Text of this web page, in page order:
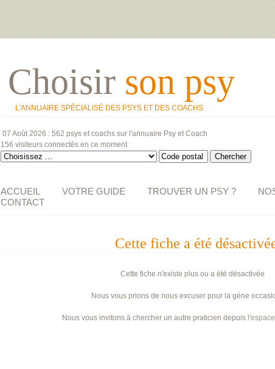
Choisir son psy
L'ANNUAIRE SPÉCIALISÉ DES PSYS ET DES COACHS
07 Août 2026 : 562 psys et coachs sur l'annuaire Psy et Coach
156 visiteurs connectés en ce moment
ACCUEIL VOTRE GUIDE TROUVER UN PSY ?
CONTACT
Cette fiche a été
Cette fiche n'existe plus ou a été désactivée
Nous vous prions de nous excuser pour la gène
Nous vous invitons à chercher un autre praticien depuis